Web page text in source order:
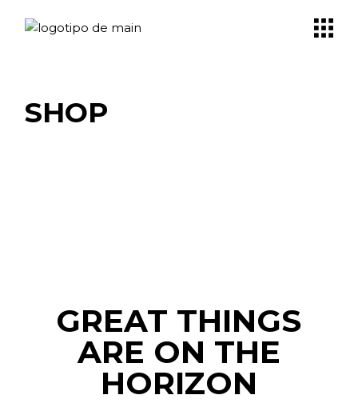
SHOP
GREAT THINGS
ARE ON THE
HORIZON